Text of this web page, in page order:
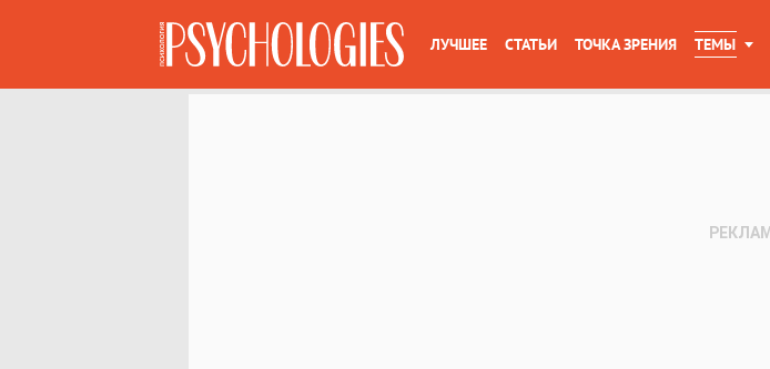
ЛУЧШЕЕ СТАТЬИ ТОЧКА ЗРЕНИЯ ТЕМЫ